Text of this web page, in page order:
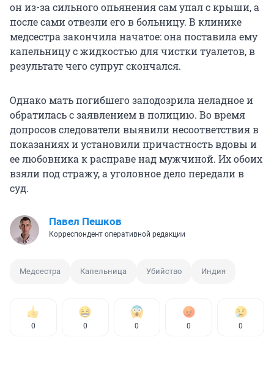
он из-за сильного опьянения сам упал с крыши, а
после сами отвезли его в больницу. В клинике
медсестра закончила начатое: она поставила ему
капельницу с жидкостью для чистки туалетов, в
результате чего супруг скончался.
Однако мать погибшего заподозрила неладное и
обратилась с заявлением в полицию. Во время
допросов следователи выявили несоответствия в
показаниях и установили причастность вдовы и
ее любовника к расправе над мужчиной. Их обоих
взяли под стражу, а уголовное дело передали в
суд.
Павел Пешков
Корреспондент оперативной редакции
Медсестра Капельница Убийство Индия
0 0 0 0 0